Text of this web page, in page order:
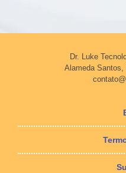
Dr. Luke
Alameda